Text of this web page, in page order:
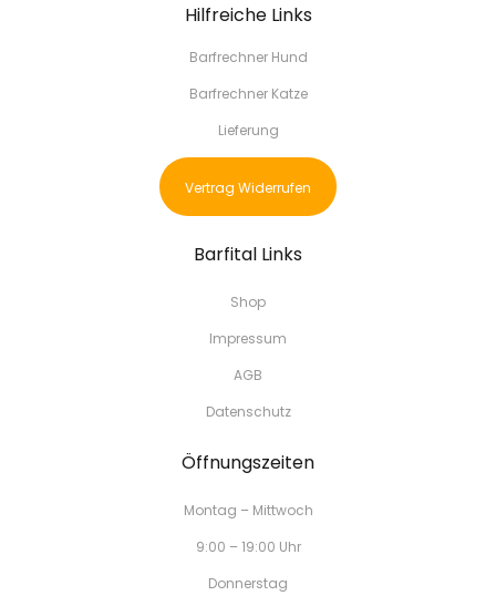
Hilfreiche Links
Barfrechner Hund
Barfrechner Katze
Lieferung
Vertrag Widerrufen
Barfital Links
Shop
Impressum
AGB
Datenschutz
Öffnungszeiten
Montag – Mittwoch
9:00 – 19:00 Uhr
Donnerstag